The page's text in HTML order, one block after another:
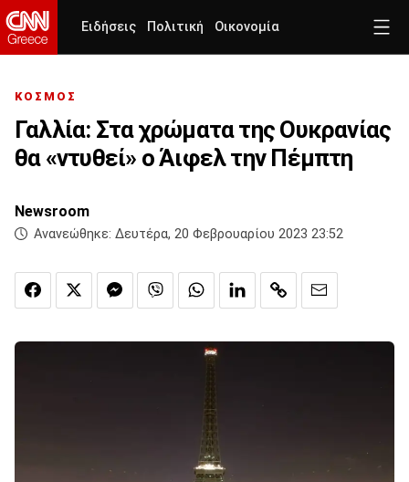
Ειδήσεις Πολιτική Οικονομία
ΚΟΣΜΟΣ
Γαλλία: Στα χρώματα της Ουκρανίας
θα «ντυθεί» ο Άιφελ την Πέμπτη
Newsroom
Ανανεώθηκε: Δευτέρα, 20 Φεβρουαρίου 2023 23:52